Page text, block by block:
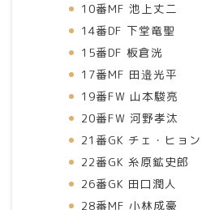
10番MF 池上丈二
14番DF 下堂竜聖
15番DF 板倉洸
17番MF 田邉光平
19番FW 山本駿亮
20番FW 河野孝汰
21番GK チェ・ヒョ
22番GK 糸原鉱史郎
26番GK 田口潤人
28番MF 小林成豪